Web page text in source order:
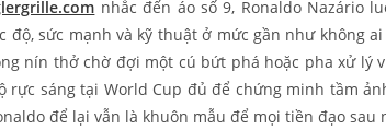
nhắc đến áo số 9, Ronaldo Nazário
độ, sức mạnh và kỹ thuật ở mức gần như không
nín thở chờ đợi một cú bứt phá hoặc pha xử lý
rực sáng tại World Cup đủ để chứng minh tầm
để lại vẫn là khuôn mẫu để mọi tiền đạo sau